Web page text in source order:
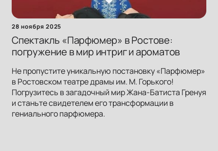
28 ноября 2025
Спектакль «Парфюмер» в Ростове:
погружение в мир интриг и ароматов
Не пропустите уникальную постановку «Парфюмер»
в Ростовском театре драмы им. М. Горького!
Погрузитесь в загадочный мир Жана-Батиста Гренуя
и станьте свидетелем его трансформации в
гениального парфюмера.